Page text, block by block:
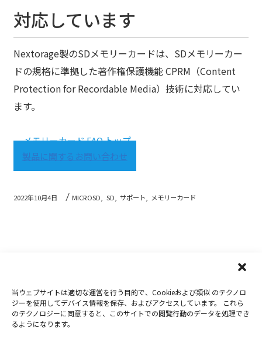
当ウェブサイトは適切な運営を行う目的で、Cookieおよび類似 のテクノロ
ジーを使用してデバイス情報を保存、およびアクセスしています。 これら
のテクノロジーに同意すると、このサイトでの閲覧行動のデータを処理でき
るようになります。
対応しています
Nextorage製のSDメモリーカードは、SDメモリーカー
ドの規格に準拠した著作権保護機能 CPRM（Content
Protection for Recordable Media）技術に対応してい
ます。
メモリーカード FAQ トップ
製品に関するお問い合わせ
2022年10月4日 MICROSD, SD, サポート, メモリーカード
Copyright 2019-2026Nextorage
プライバシーポリシー
ウェブサイト利用条件